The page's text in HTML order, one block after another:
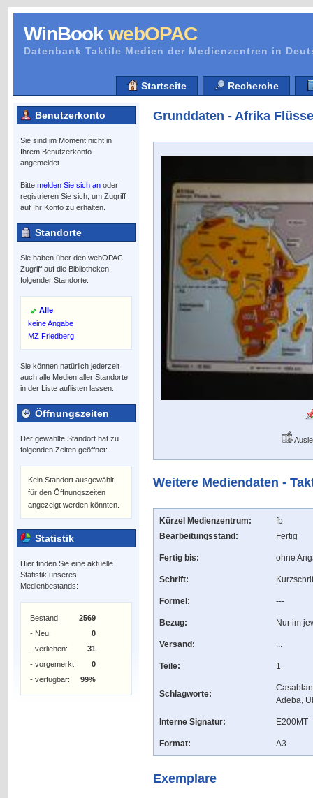
WinBook webOPAC
Datenbank Taktile Medien der Medienzentren in
Startseite Recherche
Benutzerkonto
Sie sind im Moment nicht in
Ihrem Benutzerkonto
angemeldet.
Bitte melden Sie sich an oder
registrieren Sie sich, um Zugriff
auf Ihr Konto zu erhalten.
Standorte
Sie haben über den webOPAC
Zugriff auf die Bibliotheken
folgender Standorte:
Alle
keine Angabe
MZ Friedberg
Sie können natürlich jederzeit
auch alle Medien aller Standorte
in der Liste auflisten lassen.
Öffnungszeiten
Der gewählte Standort hat zu
folgenden Zeiten geöffnet:
Kein Standort ausgewählt,
für den Öffnungszeiten
angezeigt werden könnten.
Statistik
Hier finden Sie eine aktuelle
Statistik unseres
Medienbestands:
Bestand:
2569
- Neu:
0
- verliehen:
31
- vorgemerkt:
0
- verfügbar:
99%
Grunddaten - Afrika
Weitere Mediendaten -
Kürzel Medienzentrum:
fb
Bearbeitungsstand:
Fertig
Fertig bis: ohne
Schrift:
Formel: ---
Bezug: Nur im
Versand: ...
Teile: 1
Schlagworte:
Adeba,
Interne Signatur: E200MT
Format: A3
Exemplare